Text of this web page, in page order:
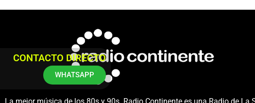
CONTACTO DIRECTO
WHATSAPP